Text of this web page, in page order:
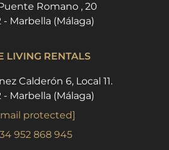
Romano , 20
- Marbella (Málaga)
LIVING RENTALS
Calderón 6, Local 11.
- Marbella (Málaga)
protected]
952 868 945